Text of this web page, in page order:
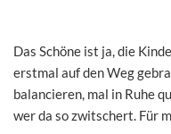
Das Schöne ist ja, die
erstmal auf den Weg
balancieren, mal in Ruhe
wer da so zwitschert. Für